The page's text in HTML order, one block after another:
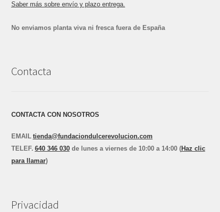
Saber más sobre envío y plazo entrega.
No enviamos planta viva ni fresca fuera de España
Contacta
CONTACTA CON NOSOTROS
EMAIL tienda@fundaciondulcerevolucion.com
TELE F. 640 346 030de lunes a viernes de 10:00 a 14:00 (Haz clic
para llamar)
Privacidad